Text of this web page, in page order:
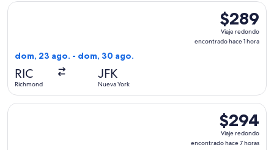
$289
Viaje
redondo,
$289
Viaje redondo
encontrado hace 1 hora
dom, 23 ago. - dom, 30 ago.
RIC
Richmond
JFK
Nueva York
Seleccionar vuelo de Delta, con salida el dom, 23 ago.
$294
Viaje
redondo,
$294
Viaje redondo
encontrado hace 7 horas
Seleccionar vuelo de Delta, con salida el sáb, 29 ago.